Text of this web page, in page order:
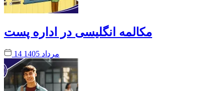
مکالمه انگلیسی در اداره پست
14 مرداد 1405